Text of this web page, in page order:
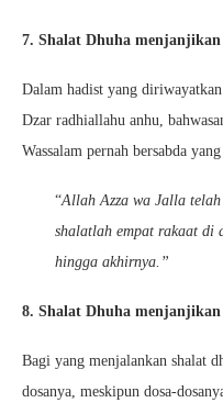
7. Shalat Dhuha
Dalam hadist yang
Dzar radhiallahu anhu,
Wassalam pernah bersabda
“Allah Azza wa Jalla
shalatlah empat rakaat di
hingga akhirnya.”
8. Shalat Dhuha menjanjikan
Bagi yang menjalankan shalat
dosanya, meskipun dosa-